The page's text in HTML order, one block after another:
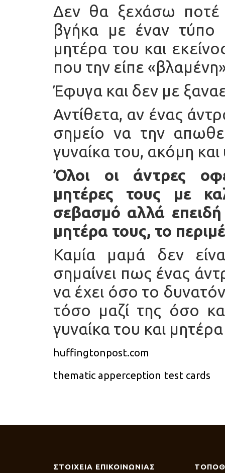
Δεν θα ξεχάσω
βγήκα με έναν
μητέρα του και
που την είπε
Έφυγα και δεν με
Αντίθετα, αν ένας
σημείο να την
γυναίκα του, ακόμη
Όλοι οι άντρες
μητέρες τους με
σεβασμό αλλά
μητέρα τους, το
Καμία μαμά δεν
σημαίνει πως ένας
να έχει όσο το δυνατόν
τόσο μαζί της όσο
γυναίκα του και
huffingtonpost.com
thematic apperception test cards
ΣΤΟΙΧΕΙΑ ΕΠΙΚΟΙΝΩΝΙΑΣ